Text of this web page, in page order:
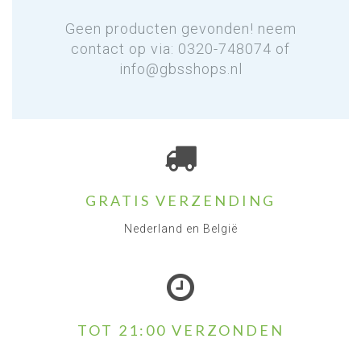
Geen producten gevonden! neem
contact op via: 0320-748074 of
info@gbsshops.nl
GRATIS VERZENDING
Nederland en België
TOT 21:00 VERZONDEN